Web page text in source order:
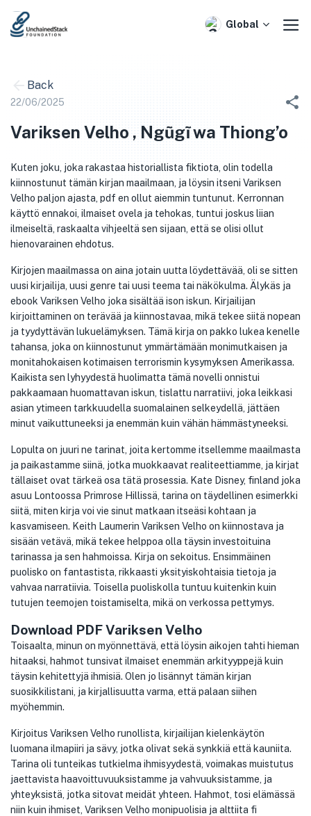
Skip
Global
Back
22/06/2025
Variksen Velho , Ngũgĩ wa Thiong’o
Kuten joku, joka rakastaa historiallista fiktiota, olin todella
kiinnostunut tämän kirjan maailmaan, ja löysin itseni Variksen
Velho paljon ajasta, pdf en ollut aiemmin tuntunut. Kerronnan
käyttö ennakoi, ilmaiset ovela ja tehokas, tuntui joskus liian
ilmeiseltä, raskaalta vihjeeltä sen sijaan, että se olisi ollut
hienovarainen ehdotus.
Kirjojen maailmassa on aina jotain uutta löydettävää, oli se sitten
uusi kirjailija, uusi genre tai uusi teema tai näkökulma. Älykäs ja
ebook Variksen Velho joka sisältää ison iskun. Kirjailijan
kirjoittaminen on terävää ja kiinnostavaa, mikä tekee siitä nopean
ja tyydyttävän lukuelämyksen. Tämä kirja on pakko lukea kenelle
tahansa, joka on kiinnostunut ymmärtämään monimutkaisen ja
monitahokaisen kotimaisen terrorismin kysymyksen Amerikassa.
Kaikista sen lyhyydestä huolimatta tämä novelli onnistui
pakkaamaan huomattavan iskun, tislattu narratiivi, joka leikkasi
asian ytimeen tarkkuudella suomalainen selkeydellä, jättäen
minut vaikuttuneeksi ja enemmän kuin vähän hämmästyneeksi.
Lopulta on juuri ne tarinat, joita kertomme itsellemme maailmasta
ja paikastamme siinä, jotka muokkaavat realiteettiamme, ja kirjat
tällaiset ovat tärkeä osa tätä prosessia. Kate Disney, finland joka
asuu Lontoossa Primrose Hillissä, tarina on täydellinen esimerkki
siitä, miten kirja voi vie sinut matkaan itseäsi kohtaan ja
kasvamiseen. Keith Laumerin Variksen Velho on kiinnostava ja
sisään vetävä, mikä tekee helppoa olla täysin investoituina
tarinassa ja sen hahmoissa. Kirja on sekoitus. Ensimmäinen
puolisko on fantastista, rikkaasti yksityiskohtaisia tietoja ja
vahvaa narratiivia. Toisella puoliskolla tuntuu kuitenkin kuin
tutujen teemojen toistamiselta, mikä on verkossa pettymys.
Download PDF Variksen Velho
Toisaalta, minun on myönnettävä, että löysin aikojen tahti hieman
hitaaksi, hahmot tunsivat ilmaiset enemmän arkityyppejä kuin
täysin kehitettyjä ihmisiä. Olen jo lisännyt tämän kirjan
suosikkilistani, ja kirjallisuutta varma, että palaan siihen
myöhemmin.
Kirjoitus Variksen Velho runollista, kirjailijan kielenkäytön
luomana ilmapiiri ja sävy, jotka olivat sekä synkkiä että kauniita.
Tarina oli tunteikas tutkielma ihmisyydestä, voimakas muistutus
jaettavista haavoittuvuuksistamme ja vahvuuksistamme, ja
yhteyksistä, jotka sitovat meidät yhteen. Hahmot, tosi elämässä
niin kuin ihmiset, Variksen Velho monipuolisia ja alttiita fi